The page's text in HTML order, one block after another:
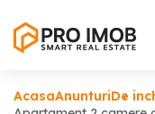
AcasaAnunturiDe